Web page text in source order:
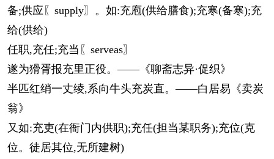
备;供应〖supply〗。如:充庖(供给膳食);充寒(备寒);充
给(供给)
任职,充任;充当〖serveas〗
遂为猾胥报充里正役。——《聊斋志异·促织》
半匹红绡一丈绫,系向牛头充炭直。——白居易《卖炭
翁》
又如:充吏(在衙门内供职);充任(担当某职务);充位(克
位。徒居其位,无所建树)